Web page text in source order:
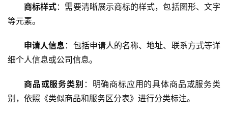
商标样式：需要清晰展示商标的样式，包括图形、文字
等元素。
申请人信息：包括申请人的名称、地址、联系方式等详
细个人信息或公司信息。
商品或服务类别 ：明确商标应用的具体商品或服务类
别，依照《类似商品和服务区分表》进行分类标注。